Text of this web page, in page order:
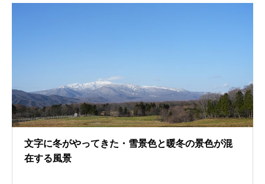
文字に冬がやってきた・雪景色と暖冬の景色が混
在する風景